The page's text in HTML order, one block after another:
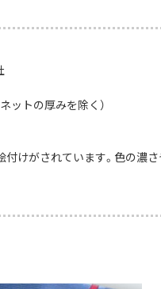
ットの厚みを除く）
けがされています。色の濃